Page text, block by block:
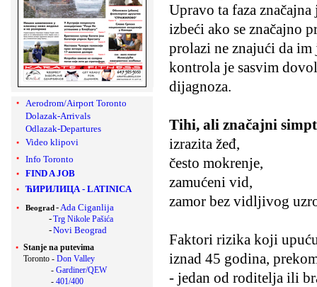
Aerodrom/Airport Toronto
Dolazak-Arrivals
Odlazak-Departures
Video klipovi
Info Toronto
FIND A JOB
ЋИРИЛИЦА - LATINICA
Beograd -Ada Ciganlija
-Trg Nikole Pašića
-Novi Beograd
Stanje na putevima
Toronto - Don Valley
- Gardiner/QEW
- 401/400
Upravo ta faza
izbeći ako se značajno
prolazi ne znajući da im
kontrola je sasvim
dijagnoza.
Tihi, ali značajni
izrazita žeđ,
često mokrenje,
zamućeni vid,
zamor bez vidljivog
Faktori rizika koji
iznad 45 godina,
- jedan od roditelja ili